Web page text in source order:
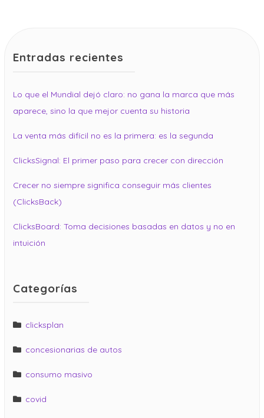
Entradas recientes
Lo que el Mundial dejó claro: no gana la marca que más
aparece, sino la que mejor cuenta su historia
La venta más difícil no es la primera: es la segunda
ClicksSignal: El primer paso para crecer con dirección
Crecer no siempre significa conseguir más clientes
(ClicksBack)
ClicksBoard: Toma decisiones basadas en datos y no en
intuición
Categorías
clicksplan
concesionarias de autos
consumo masivo
covid